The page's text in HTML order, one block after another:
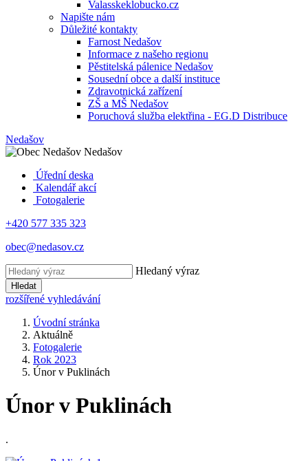
Valasskeklobucko.cz
Napište nám
Důležité kontakty
Farnost Nedašov
Informace z našeho regionu
Pěstitelská pálenice Nedašov
Sousední obce a další instituce
Zdravotnická zařízení
ZŠ a MŠ Nedašov
Poruchová služba elektřina - EG.D Distribuce
Nedašov
Nedašov
Úřední deska
Kalendář akcí
Fotogalerie
+420 577 335 323
obec@nedasov.cz
Hledaný výraz
Hledat
rozšířené vyhledávání
Úvodní stránka
Aktuálně
Fotogalerie
Rok 2023
Únor v Puklinách
Únor v Puklinách
.